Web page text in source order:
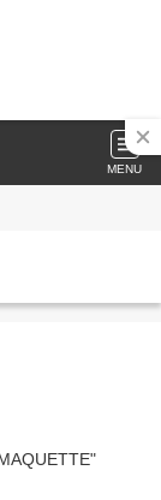
MENU